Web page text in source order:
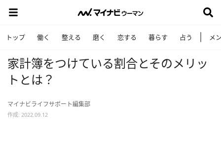
トップ 働く 整える 磨く 恋する 暮らす 占う メ
家計簿をつけている割合とそのメリッ
トとは？
マイナビライフサポート編集部
作成: 2022.09.12